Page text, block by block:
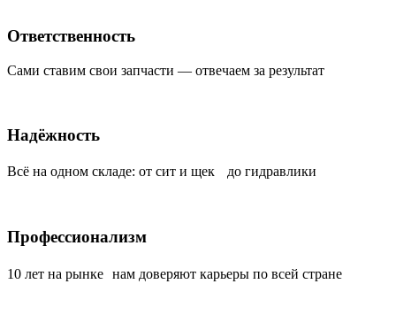
Ответственность
Сами ставим свои запчасти — отвечаем за результат
Надёжность
Всё на одном складе: от сит и щек до гидравлики
Профессионализм
10 лет на рынке нам доверяют карьеры по всей стране